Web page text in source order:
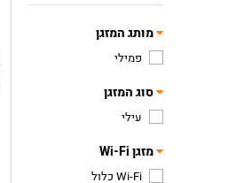
מותג המזגן
פמילי
סוג המזגן
עילי
מזגן Wi-Fi
Wi-Fi כלול